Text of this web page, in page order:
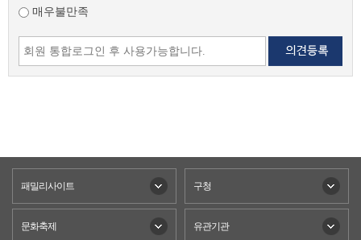
매우불만족
패밀리사이트 구청
문화축제 유관기관